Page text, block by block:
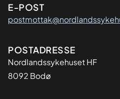
E-POST
Adresse
POSTADRESSE
Nordlandssykehuset HF
8092 Bodø